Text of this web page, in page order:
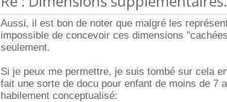
Aussi, il est bon de noter que malgré les
impossible de concevoir ces dimensions
seulement.
Si je peux me permettre, je suis tombé sur cela
fait une sorte de docu pour enfant de moins de 7
habilement conceptualisé: